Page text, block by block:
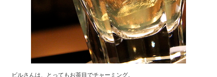
ビルさんは、とってもお茶目でチャーミング。